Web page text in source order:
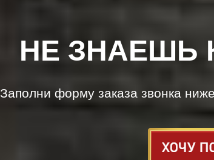
НЕ ЗНАЕШЬ
Заполни форму заказа звонка